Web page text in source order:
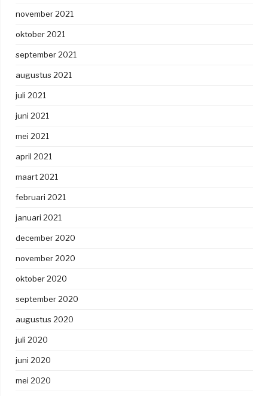
november 2021
oktober 2021
september 2021
augustus 2021
juli 2021
juni 2021
mei 2021
april 2021
maart 2021
februari 2021
januari 2021
december 2020
november 2020
oktober 2020
september 2020
augustus 2020
juli 2020
juni 2020
mei 2020